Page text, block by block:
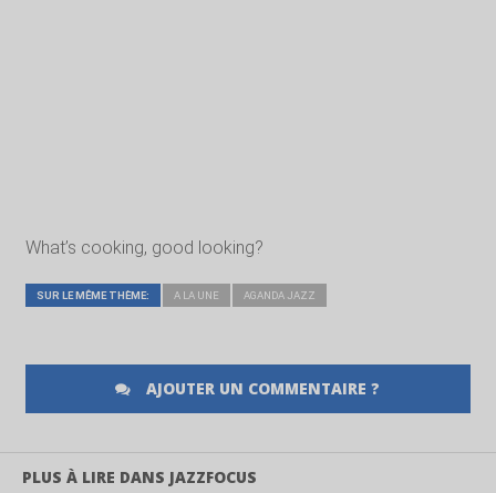
What’s cooking, good looking?
SUR LE MÊME THÈME: A LA UNE AGANDA JAZZ
AJOUTER UN COMMENTAIRE ?
PLUS À LIRE DANS JAZZFOCUS